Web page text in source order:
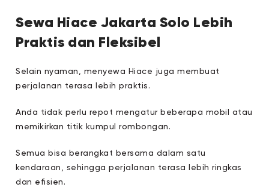
Sewa Hiace Jakarta Solo Lebih
Praktis dan Fleksibel
Selain nyaman, menyewa Hiace juga membuat
perjalanan terasa lebih praktis.
Anda tidak perlu repot mengatur beberapa mobil atau
memikirkan titik kumpul rombongan.
Semua bisa berangkat bersama dalam satu
kendaraan, sehingga perjalanan terasa lebih ringkas
dan efisien.